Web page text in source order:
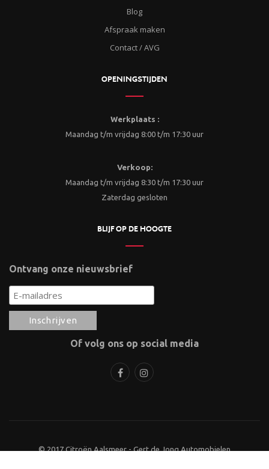
Blog
Afspraak maken
Contact / AVG
OPENINGSTIJDEN
Werkplaats :
Maandag t/m vrijdag 8:00 t/m 17:30 uur
Verkoop:
Maandag t/m vrijdag 8:30 t/m 17:30 uur
Zaterdag gesloten
BLIJF OP DE HOOGTE
Ontvang onze nieuwsbrief
Of volg ons op social media
© 2017 Citroën Aalsmeer - Gert de Jong Automobielen